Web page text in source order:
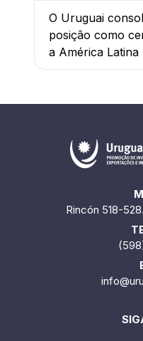
O Uruguai
posição como
a América Latina
Rincón 518-